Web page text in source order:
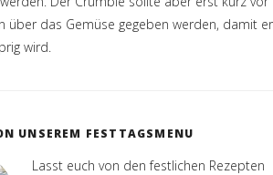
über das Gemüse gegeben werden, damit er
wird.
UNSEREM FESTTAGSMENU
Lasst euch von den festlichen Rezepten